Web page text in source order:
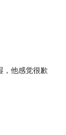
，他感觉很歉